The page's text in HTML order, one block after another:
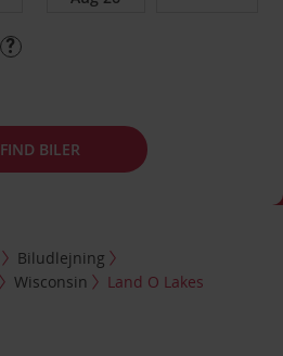
FIND BILER
Biludlejning
Wisconsin Land O Lakes